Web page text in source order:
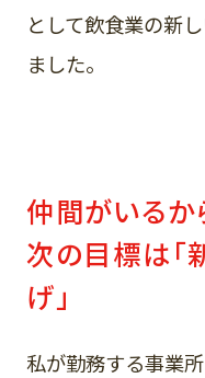
として飲食業の新
ました。
仲間がいるか
次の目標は「
げ」
私が勤務する事業